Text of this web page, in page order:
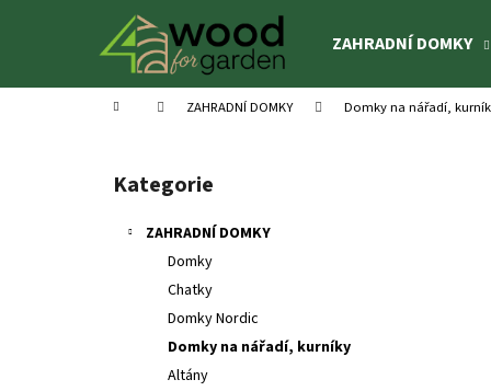
ZAHRADNÍ DOMKY
Domů ZAHRADNÍ DOMKY Domky na nářadí,
Přeskočit
kategorie
Kategorie
ZAHRADNÍ DOMKY
Domky
Chatky
Domky Nordic
Domky na nářadí, kurníky
Altány
í
Zpět
do
Zpět
do